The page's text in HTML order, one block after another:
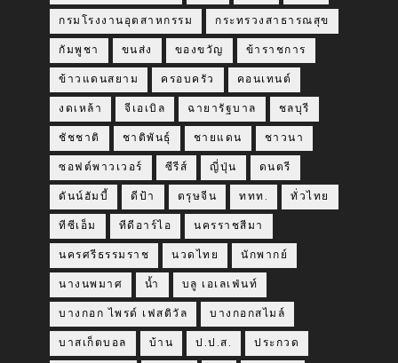
กรมโรงงานอุตสาหกรรม กระทรวงสาธารณสุข
กัมพูชา ขนส่ง ของขวัญ ข้าราชการ
ข้าวแดนสยาม ครอบครัว คอนเทนต์
งดเหล้า จีเอเบิล ฉายารัฐบาล ชลบุรี
ชัชชาติ ชาติพันธุ์ ชายแดน ชาวนา
ซอฟต์พาวเวอร์ ซีรีส์ ญี่ปุ่น ดนตรี
ดันน์ฮัมบี้ ดีป้า ตรุษจีน ททท. ทั่วไทย
ทีซีเอ็ม ทีดีอาร์ไอ นครราชสีมา
นครศรีธรรมราช นวดไทย นักพากย์
นางนพมาศ น้ำ บลู เอเลเฟ่นท์
บางกอก ไพรด์ เฟสติวัล บางกอกสไมล์
บาสเก็ตบอล บ้าน ป.ป.ส. ประกวด